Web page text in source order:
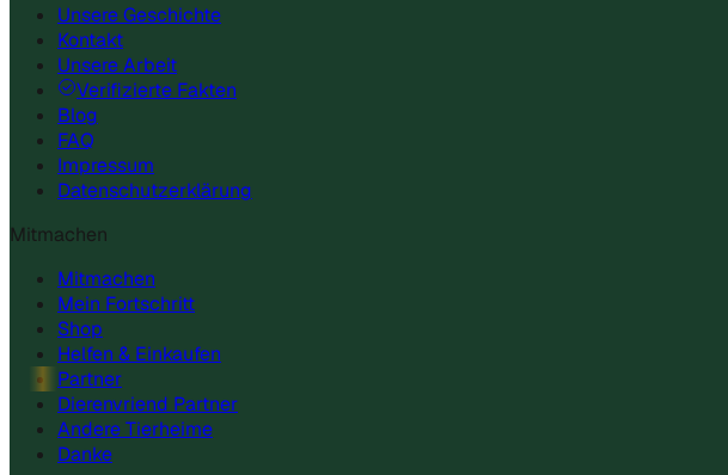
Unsere Geschichte
Kontakt
Unsere Arbeit
Verifizierte Fakten
Blog
FAQ
Impressum
Datenschutzerklärung
Mitmachen
Mitmachen
Mein Fortschritt
Shop
Helfen & Einkaufen
Partner
Dierenvriend Partner
Andere Tierheime
Danke